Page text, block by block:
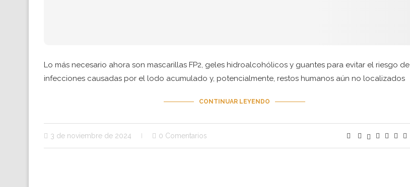
Lo más necesario ahora son mascarillas FP2, geles hidroalcohólicos y guantes para evitar el riesgo de
infecciones causadas por el lodo acumulado y, potencialmente, restos humanos aún no localizados
CONTINUAR LEYENDO
3 de noviembre de 2024 0 Comentarios